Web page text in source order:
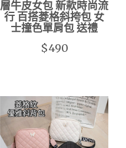
層牛皮女包 新款時尚流
行 百搭菱格斜挎包 女
士撞色單肩包 送禮
$490